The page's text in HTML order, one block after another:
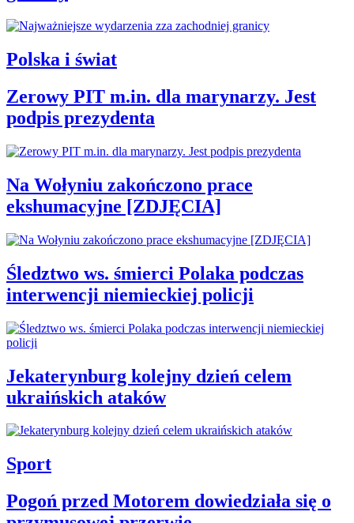
Polska i świat
Zerowy PIT m.in. dla marynarzy. Jest
podpis prezydenta
Na Wołyniu zakończono prace
ekshumacyjne [ZDJĘCIA]
Śledztwo ws. śmierci Polaka podczas
interwencji niemieckiej policji
Jekaterynburg kolejny dzień celem
ukraińskich ataków
Sport
Pogoń przed Motorem dowiedziała się o